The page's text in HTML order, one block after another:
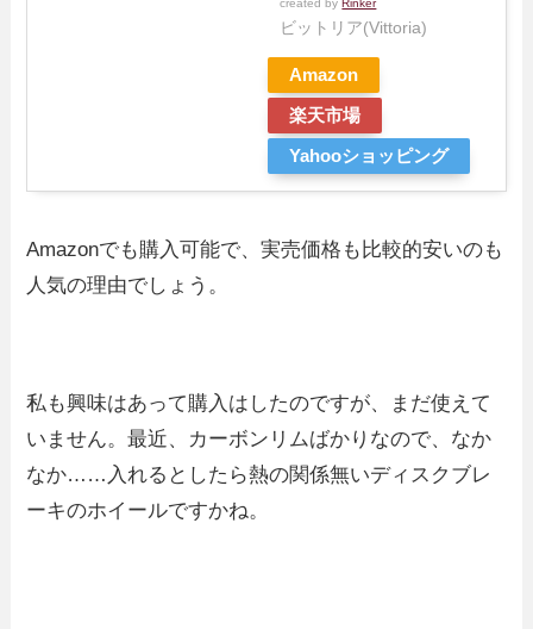
created by Rinker
ビットリア(Vittoria)
Amazon
楽天市場
Yahooショッピング
Amazonでも購入可能で、実売価格も比較的安いのも
人気の理由でしょう。
私も興味はあって購入はしたのですが、まだ使えて
いません。最近、カーボンリムばかりなので、なか
なか……入れるとしたら熱の関係無いディスクブレ
ーキのホイールですかね。